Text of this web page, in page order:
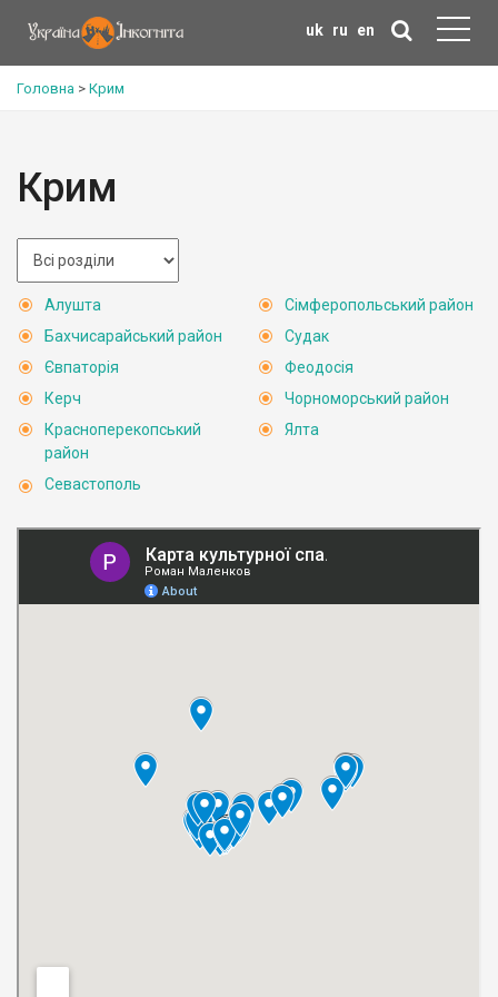
uk ru en
Головна > Крим
Крим
Алушта
Бахчисарайський район
Євпаторія
Керч
Красноперекопський
район
Севастополь
Сімферопольський район
Судак
Феодосія
Чорноморський район
Ялта